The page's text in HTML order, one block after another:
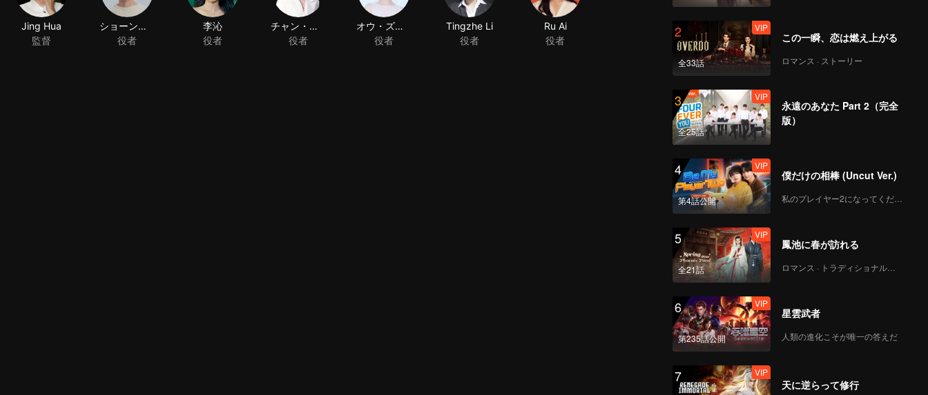
Jing Hua
監督
ショーン・ドウ
役者
李沁
役者
チャン・ユンロン
役者
オウ・ズイコ
役者
Tingzhe Li
役者
Ru Ai
役者
2
全33話
VIP
この一瞬、恋は燃え上がる
ロマンス · ストーリー
3
全25話
VIP
永遠のあなた Part 2（完全
版）
4
第4話公開
VIP
僕だけの相棒 (Uncut Ver.)
私のプレイヤー2になってください
5
全21話
VIP
鳳池に春が訪れる
ロマンス · トラディショナル・コスチューム
6
第235話公開
VIP
星雲武者
人類の進化こそが唯一の答えだ
7 VIP
天に逆らって修行